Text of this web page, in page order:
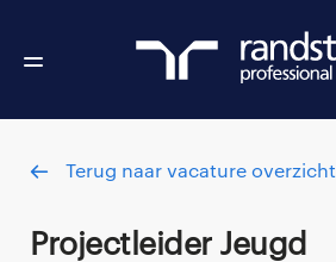
Terug naar vacature overzicht
Projectleider Jeugd